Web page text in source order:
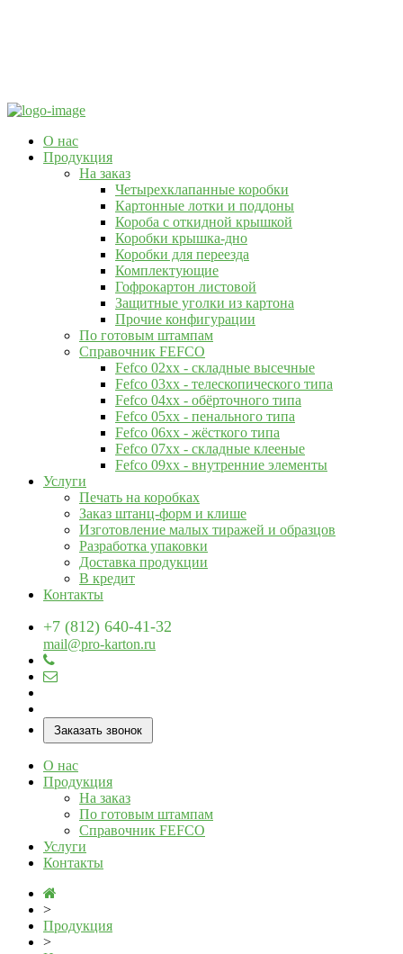
О нас
Продукция
На заказ
Четырехклапанные коробки
Картонные лотки и поддоны
Короба с откидной крышкой
Коробки крышка-дно
Коробки для переезда
Комплектующие
Гофрокартон листовой
Защитные уголки из картона
Прочие конфигурации
По готовым штампам
Справочник FEFCO
Fefco 02xx - складные высечные
Fefco 03xx - телескопического типа
Fefco 04xx - обёрточного типа
Fefco 05xx - пенального типа
Fefco 06xx - жёсткого типа
Fefco 07xx - складные клееные
Fefco 09xx - внутренние элементы
Услуги
Печать на коробках
Заказ штанц-форм и клише
Изготовление малых тиражей и образцов
Разработка упаковки
Доставка продукции
В кредит
Контакты
+7 (812) 640-41-32
mail@pro-karton.ru
Заказать звонок
О нас
Продукция
На заказ
По готовым штампам
Справочник FEFCO
Услуги
Контакты
>
Продукция
>